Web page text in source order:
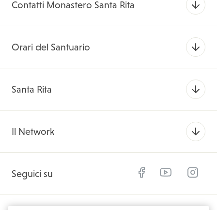
Contatti Monastero Santa Rita
Orari del Santuario
Santa Rita
Il Network
Seguici su